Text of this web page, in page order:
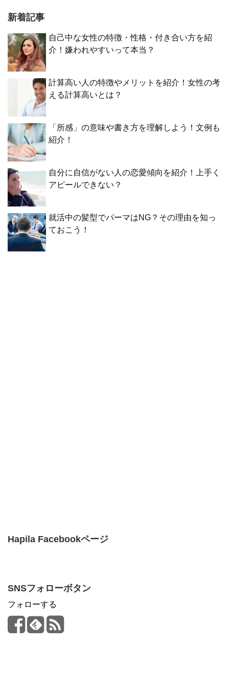
新着記事
自己中な女性の特徴・性格・付き合い方を紹
介！嫌われやすいって本当？
計算高い人の特徴やメリットを紹介！女性の考
える計算高いとは？
「所感」の意味や書き方を理解しよう！文例も
紹介！
自分に自信がない人の恋愛傾向を紹介！上手く
アピールできない？
就活中の髪型でパーマはNG？その理由を知っ
ておこう！
Hapila Facebookページ
SNSフォローボタン
フォローする